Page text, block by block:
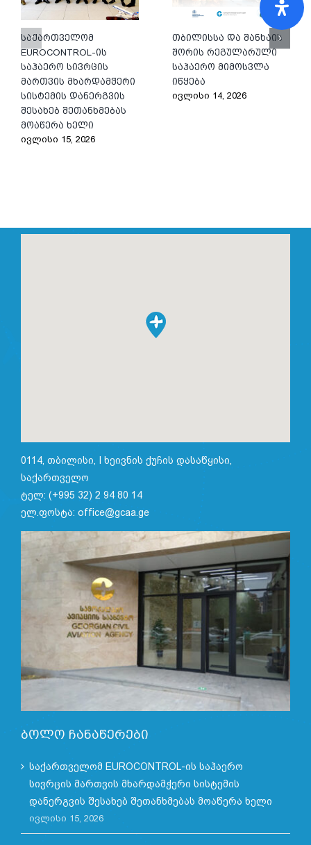
საქართველომ
EUROCONTROL-ის
საჰაერო სივრცის
მართვის მხარდამჭერი
სისტემის დანერგვის
შესახებ შეთანხმებას
მოაწერა ხელი
ივლისი 15, 2026
თბილისსა და შანხაის
შორის რეგულარული
საჰაერო მიმოსვლა
იწყება
ივლისი 14, 2026
0114, თბილისი, I ხეივნის ქუჩის დასაწყისი,
საქართველო
ტელ: (+995 32) 2 94 80 14
ელ.ფოსტა: office@gcaa.ge
ბოლო ჩანაწერები
საქართველომ EUROCONTROL-ის საჰაერო
სივრცის მართვის მხარდამჭერი სისტემის
დანერგვის შესახებ შეთანხმებას მოაწერა ხელი
ივლისი 15, 2026